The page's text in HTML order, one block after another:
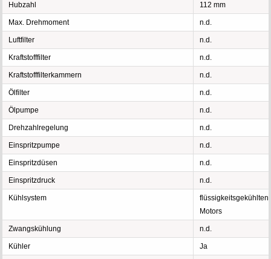
Hubzahl 112 mm
Max. Drehmoment n.d.
Luftfilter n.d.
Kraftstofffilter n.d.
Kraftstofffilterkammern n.d.
Ölfilter n.d.
Ölpumpe n.d.
Drehzahlregelung n.d.
Einspritzpumpe n.d.
Einspritzdüsen n.d.
Einspritzdruck n.d.
Kühlsystem
flüssigkeitsgekühlten
Motors
Zwangskühlung n.d.
Kühler Ja